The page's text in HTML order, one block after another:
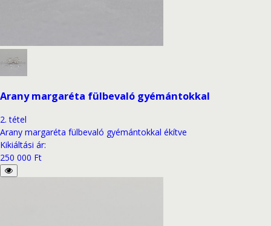
Arany margaréta fülbevaló gyémántokkal
2. tétel
Arany margaréta fülbevaló gyémántokkal ékítve
Kikiáltási ár:
250 000 Ft